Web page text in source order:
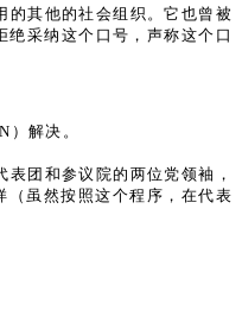
的其他的社会组织。它也曾被
采纳这个口号，声称这个口
解决。
团和参议院的两位党领袖，
虽然按照这个程序，在代表